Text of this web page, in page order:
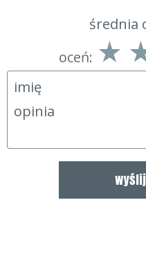
W zestawie znajduje się
przenoszenia noża,
z blokadą wciskową na tzw.
średnia
oceń: